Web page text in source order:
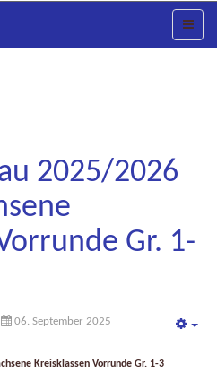
2025/2026
Gr. 1-
06. September 2025
Kreisklassen Vorrunde Gr. 1-3